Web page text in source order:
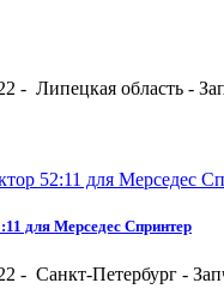
- Липецкая область -
для Мерседес Спринтер
- Санкт-Петербург -